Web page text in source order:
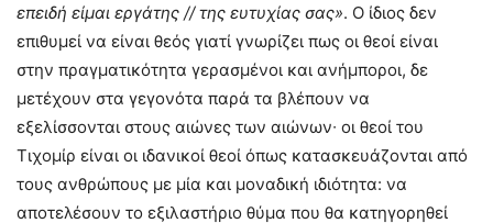
επειδή είμαι εργάτης // της ευτυχίας σας». Ο ίδιος δεν
επιθυμεί να είναι θεός γιατί γνωρίζει πως οι θεοί είναι
στην πραγματικότητα γερασμένοι και ανήμποροι, δε
μετέχουν στα γεγονότα παρά τα βλέπουν να
εξελίσσονται στους αιώνες των αιώνων∙ οι θεοί του
Τιχομίρ είναι οι ιδανικοί θεοί όπως κατασκευάζονται από
τους ανθρώπους με μία και μοναδική ιδιότητα: να
αποτελέσουν το εξιλαστήριο θύμα που θα κατηγορηθεί